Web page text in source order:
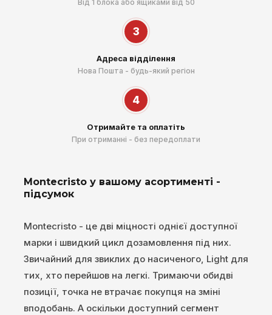
Від 1 блока або ящиками від 50
3
Адреса відділення
Нова Пошта - будь-який регіон
4
Отримайте та оплатіть
При отриманні - без передоплати
Montecristo у вашому асортименті -
підсумок
Montecristo - це дві міцності однієї доступної
марки і швидкий цикл дозамовлення під них.
Звичайний для звиклих до насиченого, Light для
тих, хто перейшов на легкі. Тримаючи обидві
позиції, точка не втрачає покупця на зміні
вподобань. А оскільки доступний сегмент